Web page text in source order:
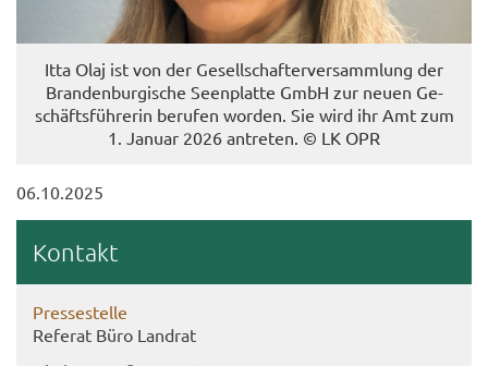
Itta Olaj ist von der Ge­sell­schaf­ter­ver­samm­lung der
Bran­den­bur­gi­sche Se­en­plat­te GmbH zur neuen Ge­
schäfts­füh­re­rin be­ru­fen wor­den. Sie wird ihr Amt zum
1. Ja­nu­ar 2026 an­tre­ten. © LK OPR
06.10.2025
Kon­takt
Pres­se­stel­le
Re­fe­rat Büro Land­rat